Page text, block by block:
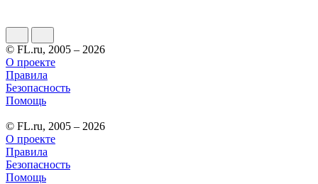
© FL.ru, 2005 – 2026
О проекте
Правила
Безопасность
Помощь
© FL.ru, 2005 – 2026
О проекте
Правила
Безопасность
Помощь